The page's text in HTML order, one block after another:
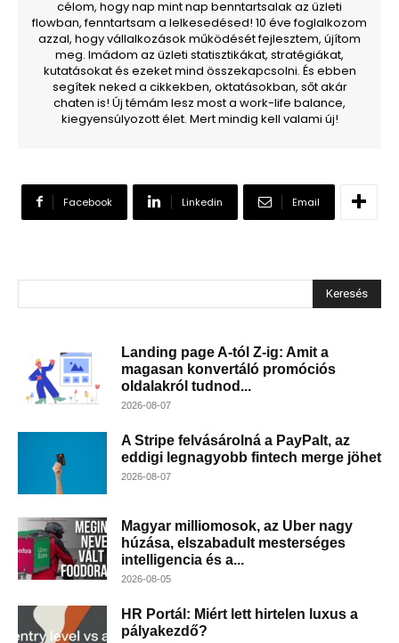
célom, hogy nap mint nap benntartsalak az üzleti
flowban, fenntartsam a lelkesedésed! 10 éve foglalkozom
azzal, hogy vállalkozások működését fejlesztem, újítom
meg. Imádom az üzleti statisztikákat, stratégiákat,
kutatásokat és ezeket mind összekapcsolni. És ebben
segítek neked a cikkekben, oktatásokban, sőt akár
chaten is! Új témám lesz most a work-life balance,
kiegyensúlyozott élet. Mert mindig kell valami új!
Facebook Linkedin Email
Keresés
Landing page A-tól Z-ig: Amit a
magasan konvertáló promóciós
oldalakról tudnod...
2026-08-07
A Stripe felvásárolná a PayPalt, az
eddigi legnagyobb fintech merge jöhet
2026-08-07
Magyar milliomosok, az Uber nagy
húzása, elszabadult mesterséges
intelligencia és a...
2026-08-05
HR Portál: Miért lett hirtelen luxus a
pályakezdő?